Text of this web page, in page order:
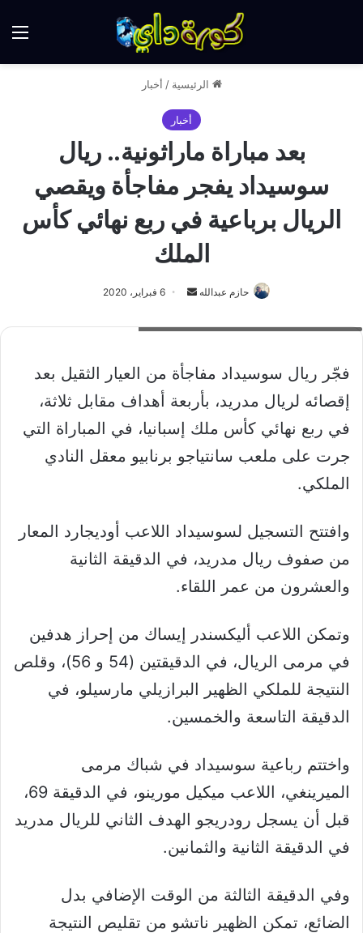
الرئيسية / أخبار
أخبار
بعد مباراة ماراثونية.. ريال
سوسيداد يفجر مفاجأة ويقصي
الريال برباعية في ربع نهائي كأس
الملك
حازم عبدالله
أرسل
إلكترونيا
6 فبراير، 2020
فجّر ريال سوسيداد مفاجأة من العيار الثقيل بعد
إقصائه لريال مدريد، بأربعة أهداف مقابل ثلاثة،
في ربع نهائي كأس ملك إسبانيا، في المباراة التي
جرت على ملعب سانتياجو برنابيو معقل النادي
الملكي.
وافتتح التسجيل لسوسيداد اللاعب أوديجارد المعار
من صفوف ريال مدريد، في الدقيقة الثانية
والعشرون من عمر اللقاء.
وتمكن اللاعب أليكسندر إيساك من إحراز هدفين
في مرمى الريال، في الدقيقتين (54 و 56)، وقلص
النتيجة للملكي الظهير البرازيلي مارسيلو، في
الدقيقة التاسعة والخمسين.
واختتم رباعية سوسيداد في شباك مرمى
الميرينغي، اللاعب ميكيل مورينو، في الدقيقة 69،
قبل أن يسجل رودريجو الهدف الثاني للريال مدريد
في الدقيقة الثانية والثمانين.
وفي الدقيقة الثالثة من الوقت الإضافي بدل
الضائع، تمكن الظهير ناتشو من تقليص النتيجة